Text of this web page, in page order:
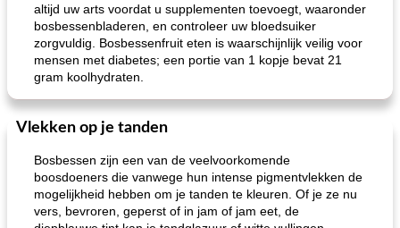
altijd uw arts voordat u supplementen toevoegt, waaronder
bosbessenbladeren, en controleer uw bloedsuiker
zorgvuldig. Bosbessenfruit eten is waarschijnlijk veilig voor
mensen met diabetes; een portie van 1 kopje bevat 21
gram koolhydraten.
Vlekken op je tanden
Bosbessen zijn een van de veelvoorkomende
boosdoeners die vanwege hun intense pigmentvlekken de
mogelijkheid hebben om je tanden te kleuren. Of je ze nu
vers, bevroren, geperst of in jam of jam eet, de